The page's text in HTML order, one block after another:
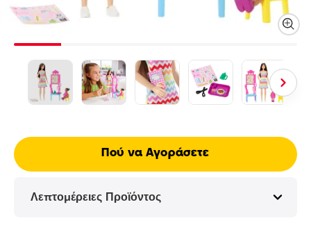
Πού να Αγοράσετε
Λεπτομέρειες Προϊόντος